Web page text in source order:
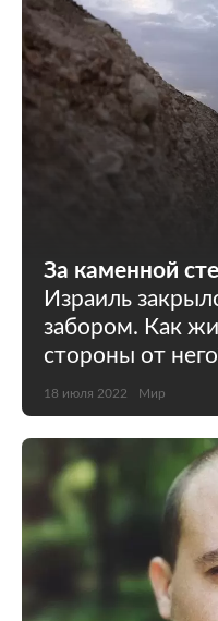
За каменной
Израиль
забором. Как
стороны от
18 июля 2022 Мир